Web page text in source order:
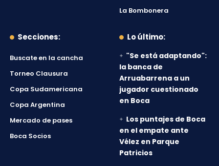
La Bombonera
Secciones:
Buscate en la cancha
Torneo Clausura
Copa Sudamericana
Copa Argentina
Mercado de pases
Boca Socios
Lo último:
"Se está adaptando":
la banca de
Arruabarrena a un
jugador cuestionado
en Boca
Los puntajes de Boca
en el empate ante
Vélez en Parque
Patricios